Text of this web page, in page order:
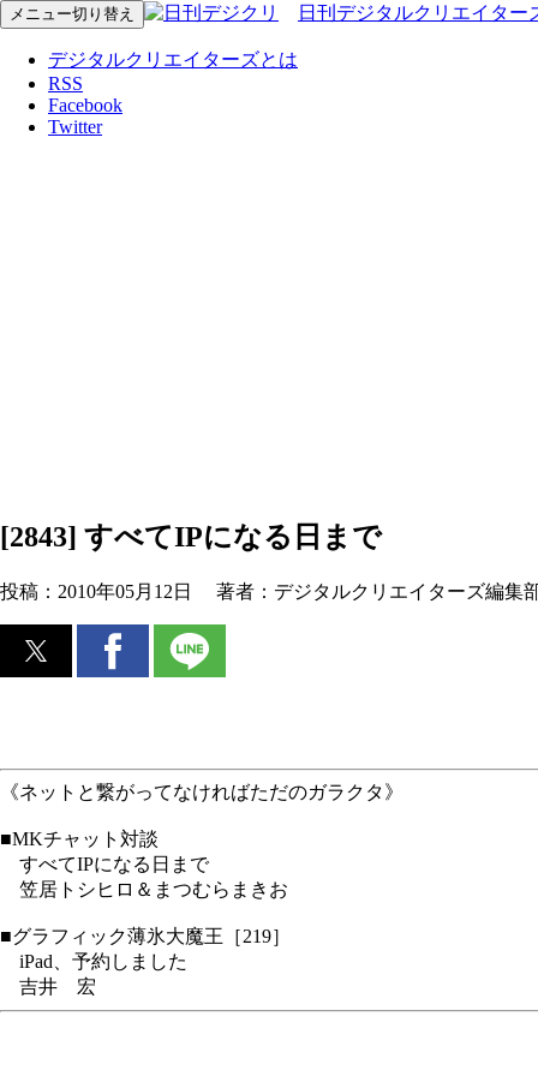
メニュー切り替え 日刊デジタルクリエイター
デジタルクリエイターズとは
RSS
Facebook
Twitter
[2843] すべてIPになる日まで
投稿： 2010年05月12日 著者： デジタルクリエイターズ編集
《ネットと繋がってなければただのガラクタ》
■MKチャット対談
すべてIPになる日まで
笠居トシヒロ＆まつむらまきお
■グラフィック薄氷大魔王［219］
iPad、予約しました
吉井 宏